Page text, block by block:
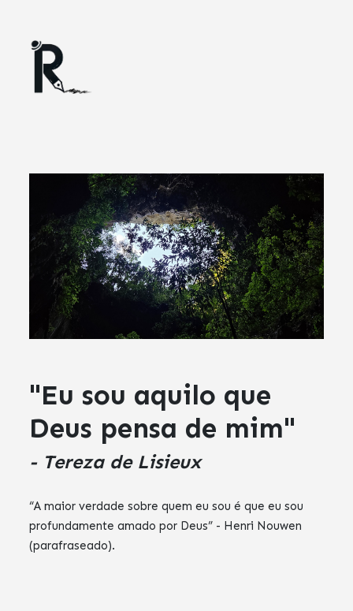
"Eu sou aquilo que
Deus pensa de mim"
- Tereza de Lisieux
“A maior verdade sobre quem eu sou é que eu sou
profundamente amado por Deus” - Henri Nouwen
(parafraseado).